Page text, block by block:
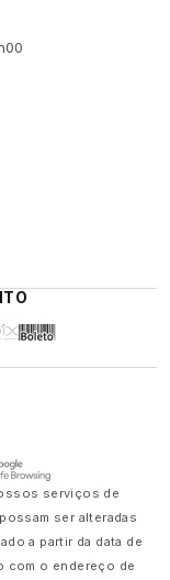
serviços de
ser alteradas
a partir da data de
com o endereço de